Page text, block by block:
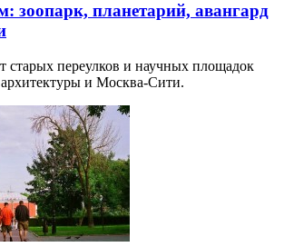
зоопарк, планетарий, авангард
старых переулков и научных площадок
и Москва-Сити.